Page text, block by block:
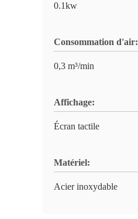
0.1kw
Consommation d'air:
0,3 m³/min
Affichage:
Écran tactile
Matériel:
Acier inoxydable